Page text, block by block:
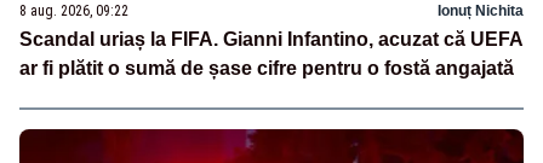
8 aug. 2026, 09:22 Ionuț Nichita
Scandal uriaș la FIFA. Gianni Infantino, acuzat că UEFA
ar fi plătit o sumă de șase cifre pentru o fostă angajată